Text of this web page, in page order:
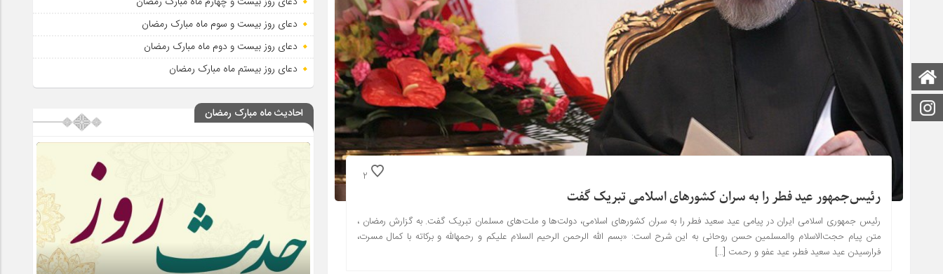
صفحه اصلی
اینستاگرام
2
رئیس‌جمهور عید فطر را به سران کشورهای اسلامی تبریک گفت
رئیس جمهوری اسلامی ایران در پیامی عید سعید فطر را به سران کشورهای اسلامی، دولت‌ها و ملت‌های مسلمان تبریک گفت. به گزارش رمضان ،
متن پیام حجت‌الاسلام والمسلمین حسن روحانی به این شرح است: «بسم الله الرحمن الرحیم السلام علیکم و رحمهالله و برکاته با کمال مسرت،
فرارسیدن عید سعید فطر، عید عفو و رحمت […]
دعای روز بیست و سوم ماه مبارک رمضان
دعای روز بیست و دوم ماه مبارک رمضان
دعای روز بیستم ماه مبارک رمضان
احادیث ماه مبارک رمضان